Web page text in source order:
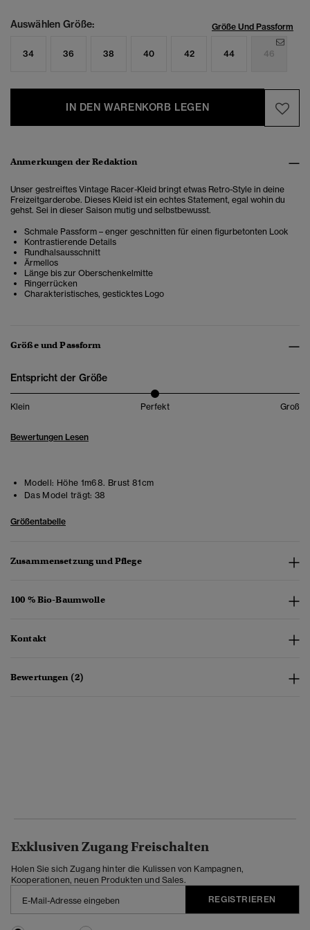
Auswählen Größe: Größe Und Passform
34 36 38 40 42 44 46
IN DEN WARENKORB LEGEN
Anmerkungen der Redaktion
Unser gestreiftes Vintage Racer-Kleid bringt etwas Retro-Style in deine
Freizeitgarderobe. Dieses Kleid ist ein echtes Statement, egal wohin du
gehst. Sei in dieser Saison mutig und selbstbewusst.
Schmale Passform – enger geschnitten für einen figurbetonten Look
Kontrastierende Details
Rundhalsausschnitt
Ärmellos
Länge bis zur Oberschenkelmitte
Ringerrücken
Charakteristisches, gesticktes Logo
Größe und Passform
Entspricht der Größe
Klein Perfekt Groß
Bewertungen Lesen
Modell: Höhe 1m68. Brust 81cm
Das Model trägt: 38
Größentabelle
Zusammensetzung und Pflege
100 % Bio-Baumwolle
Kontakt
Bewertungen (2)
Exklusiven Zugang Freischalten
Holen Sie sich Zugang hinter die Kulissen von Kampagnen,
Kooperationen, neuen Produkten und Sales.
REGISTRIEREN